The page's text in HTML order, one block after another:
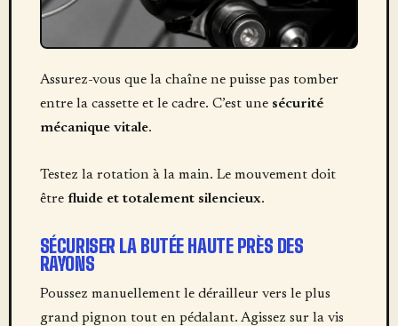
Assurez-vous que la chaîne ne puisse pas tomber
entre la cassette et le cadre. C’est une sécurité
mécanique vitale.
Testez la rotation à la main. Le mouvement doit
être fluide et totalement silencieux.
SÉCURISER LA BUTÉE HAUTE PRÈS DES
RAYONS
Poussez manuellement le dérailleur vers le plus
grand pignon tout en pédalant. Agissez sur la vis